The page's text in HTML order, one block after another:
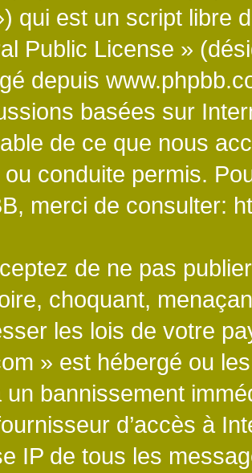
qui est un script libre
Public License »
depuis
basées sur
de ce que nous
conduite permis.
merci de consulter:
de ne pas
choquant,
les lois de votre
» est hébergé ou
un bannissement
d’accès à
IP de tous les